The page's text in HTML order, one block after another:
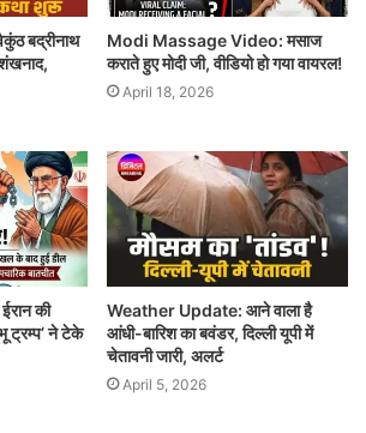
बद्रीनाथ
शंखनाद,
Modi Massage Video: मसाज
कराते हुए मोदी जी, वीडियो हो गया वायरल!
April 18, 2026
की
ट्रम्प’ ने टेके
Weather Update: आने वाला है
आंधी-बारिश का बवंडर, दिल्ली यूपी में
चेतावनी जारी, अलर्ट
April 5, 2026